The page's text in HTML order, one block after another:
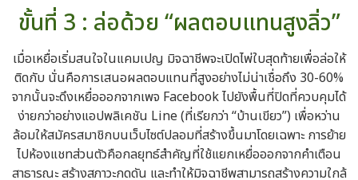
ขั้นที่ 3 : ล่อด้วย “ผลตอบแทนสูงลิ่ว”
เมื่อเหยื่อเริ่มสนใจในแคมเปญ มิจฉาชีพจะเปิดไพ่ใบสุดท้ายเพื่อล่อให้
ติดกับ นั่นคือการเสนอผลตอบแทนที่สูงอย่างไม่น่าเชื่อถึง 30-60%
จากนั้นจะดึงเหยื่อออกจากเพจ Facebook ไปยังพื้นที่ปิดที่ควบคุมได้
ง่ายกว่าอย่างแอปพลิเคชัน Line (ที่เรียกว่า “บ้านเขียว”) เพื่อหว่าน
ล้อมให้สมัครสมาชิกบนเว็บไซต์ปลอมที่สร้างขึ้นมาโดยเฉพาะ การย้าย
ไปห้องแชทส่วนตัวคือกลยุทธ์สำคัญที่ใช้แยกเหยื่อออกจากคำเตือน
สาธารณะ สร้างสภาวะกดดัน และทำให้มิจฉาชีพสามารถสร้างความใกล้